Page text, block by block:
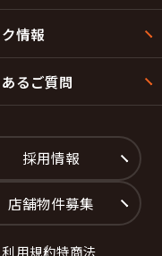
情報
るご質問
採用情報
店舗物件募集
用規約特商法